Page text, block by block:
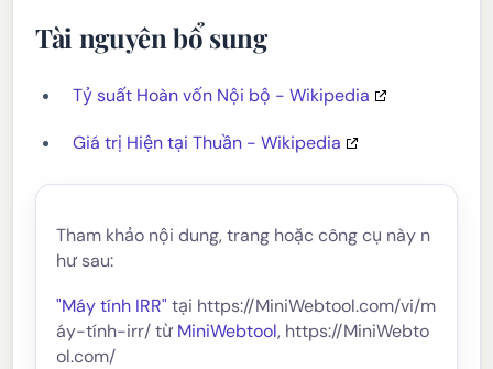
Tài nguyên bổ sung
Tỷ suất Hoàn vốn Nội bộ - Wikipedia
Giá trị Hiện tại Thuần - Wikipedia
Tham khảo nội dung, trang hoặc công cụ này n
hư sau:
"Máy tính IRR" tại https://MiniWebtool.com/vi/m
áy-tính-irr/ từMiniWebtool, https://MiniWebto
ol.com/